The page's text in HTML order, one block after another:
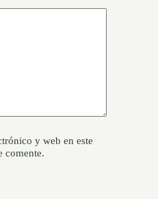
y web en este
comente.